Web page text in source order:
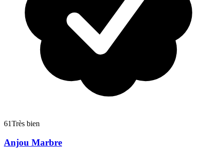
61Très bien
Anjou Marbre